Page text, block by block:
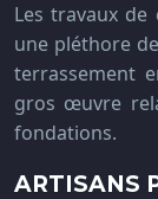
Les travaux
une pléthore
terrassement
gros œuvre
fondations.
ARTISANS